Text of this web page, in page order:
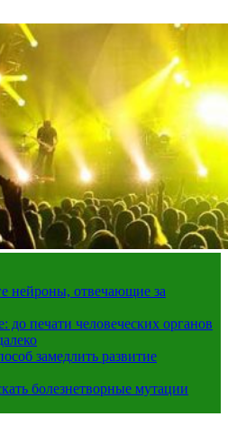
нейроны, отвечающие за
до печати человеческих органов
замедлить развитие
болезнетворные мутации